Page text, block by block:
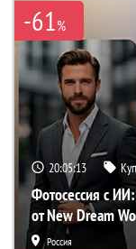
-61%
20:05:12
Фотосессия с
от New Dream
Россия